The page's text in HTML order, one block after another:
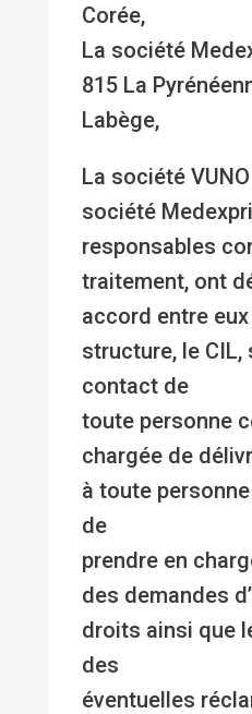
Corée,
La société
815 La
Labège,
La société
société
responsables
traitement, ont
accord entre
structure, le
contact de
toute personne
chargée de
à toute
de
prendre en
des demandes
droits ainsi que
des
éventuelles